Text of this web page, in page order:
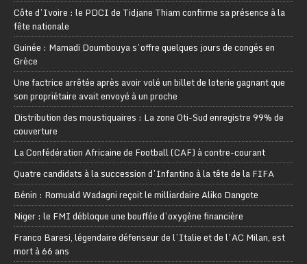
Côte d’Ivoire : le PDCI de Tidjane Thiam confirme sa présence à la
fête nationale
Guinée : Mamadi Doumbouya s’offre quelques jours de congés en
Grèce
Une factrice arrêtée après avoir volé un billet de loterie gagnant que
son propriétaire avait envoyé à un proche
Distribution des moustiquaires : La zone Oti-Sud enregistre 99% de
couverture
La Confédération Africaine de Football (CAF) à contre-courant
Quatre candidats à la succession d’Infantino à la tête de la FIFA
Bénin : Romuald Wadagni reçoit le milliardaire Aliko Dangote
Niger : le FMI débloque une bouffée d’oxygène financière
Franco Baresi, légendaire défenseur de l’Italie et de l’AC Milan, est
mort à 66 ans